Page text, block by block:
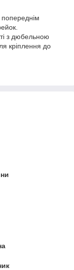
попереднім
з дюбельною
кріплення до